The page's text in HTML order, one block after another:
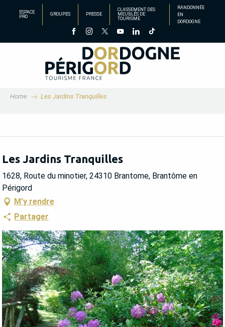
principal
ESPACE
PRO
GROUPES PRESSE
CLASSEMENT DES
MEUBLÉS DE
TOURISME
RANDONNÉE
EN
DORDOGNE
Home Les Jardins Tranquilles
Les Jardins Tranquilles
1628, Route du minotier, 24310 Brantome, Brantôme en
Périgord
M'y rendre
Partager